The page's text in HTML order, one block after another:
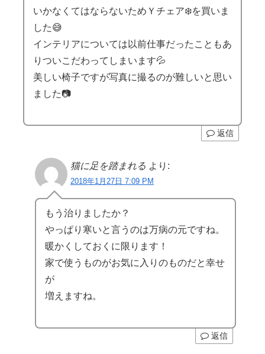
いかなくてはならないためＹチェア❄️を買いま
した😅
インテリアについては以前仕事だったこともあ
りついこだわってしまいます💦
美しい椅子ですが写真に撮るのが難しいと思い
ました📷
返信
猫に足を踏まれる より:
2018年1月27日 7:09 PM
もう治りましたか？
やっぱり寒いと言うのは万病の元ですね。
暖かくしておくに限ります！
家で使うものがお気に入りのものだと幸せ
が
増えますね。
返信